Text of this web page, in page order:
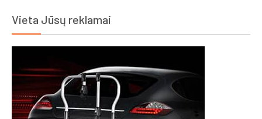
Vieta Jūsų reklamai